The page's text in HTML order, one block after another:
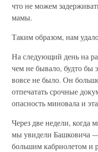
что не можем
мамы.
Таким образом, нам
На следующий день на
чем не бывало, будто бы
вовсе не было. Он
отпечатать срочные
опасность миновала и
Через две недели,
мы увидели Башковича
большим кабриолетом и